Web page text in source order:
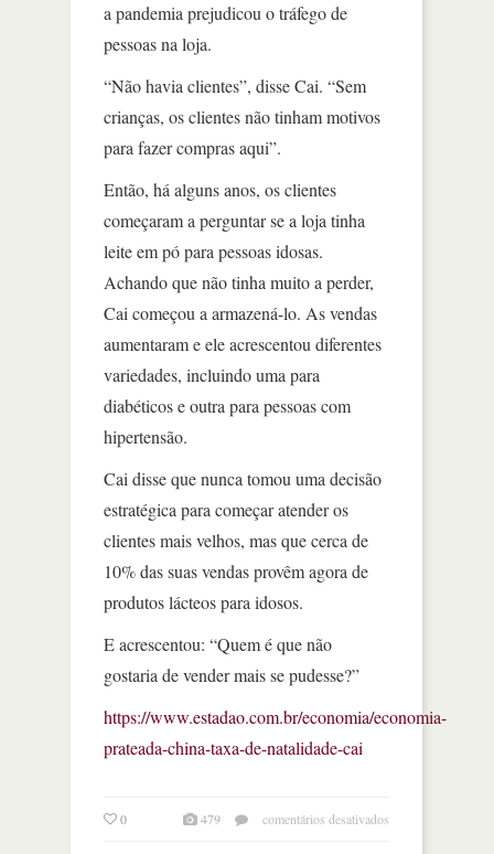
a pandemia prejudicou o tráfego de
pessoas na loja.
“Não havia clientes”, disse Cai. “Sem
crianças, os clientes não tinham motivos
para fazer compras aqui”.
Então, há alguns anos, os clientes
começaram a perguntar se a loja tinha
leite em pó para pessoas idosas.
Achando que não tinha muito a perder,
Cai começou a armazená-lo. As vendas
aumentaram e ele acrescentou diferentes
variedades, incluindo uma para
diabéticos e outra para pessoas com
hipertensão.
Cai disse que nunca tomou uma decisão
estratégica para começar atender os
clientes mais velhos, mas que cerca de
10% das suas vendas provêm agora de
produtos lácteos para idosos.
E acrescentou: “Quem é que não
gostaria de vender mais se pudesse?”
https://www.estadao.com.br/economia/economia-
prateada-china-taxa-de-natalidade-cai
0 479 comentários desativados